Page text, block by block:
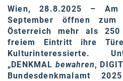
Mastercard
NEOH
Nespresso
Neudoerfler
Wien, 28.8.2025 –
September öffnen
Österreich mehr als 250
freiem Eintritt ihre
Kulturinteressierte.
„DENKMALbewahren,
Bundesdenkmalamt